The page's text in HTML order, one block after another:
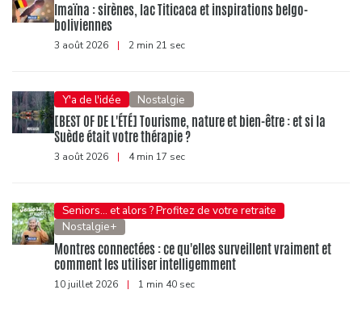
Imaïna : sirènes, lac Titicaca et inspirations belgo-
boliviennes
3 août 2026 | 2 min 21 sec
Y'a de l'idée Nostalgie
[BEST OF DE L'ÉTÉ] Tourisme, nature et bien-être : et si la
Suède était votre thérapie ?
3 août 2026 | 4 min 17 sec
Seniors... et alors ? Profitez de votre retraite
Nostalgie+
Montres connectées : ce qu'elles surveillent vraiment et
comment les utiliser intelligemment
10 juillet 2026 | 1 min 40 sec